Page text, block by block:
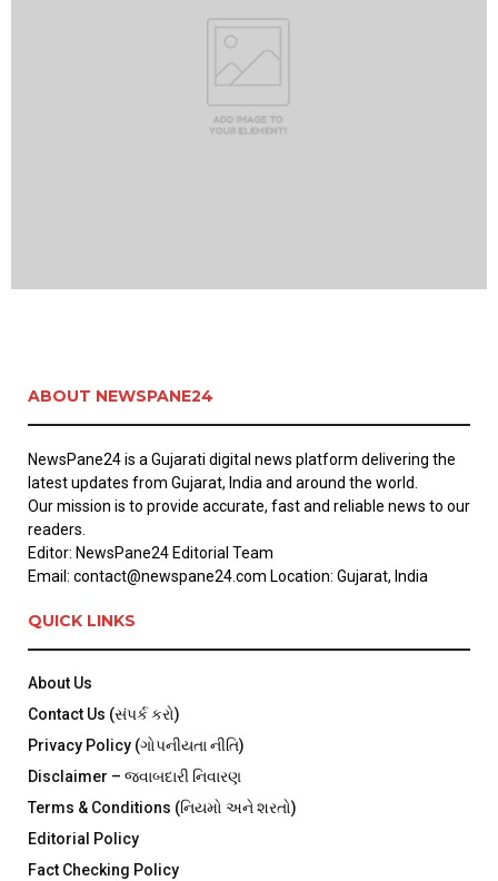
ABOUT NEWSPANE24
NewsPane24 is a Gujarati digital news platform delivering the
latest updates from Gujarat, India and around the world.
Our mission is to provide accurate, fast and reliable news to our
readers.
Editor: NewsPane24 Editorial Team
Email: contact@newspane24.com Location: Gujarat, India
QUICK LINKS
About Us
Contact Us (સંપર્ક કરો)
Privacy Policy (ગોપનીયતા નીતિ)
Disclaimer – જવાબદારી નિવારણ
Terms & Conditions (નિયમો અને શરતો)
Editorial Policy
Fact Checking Policy